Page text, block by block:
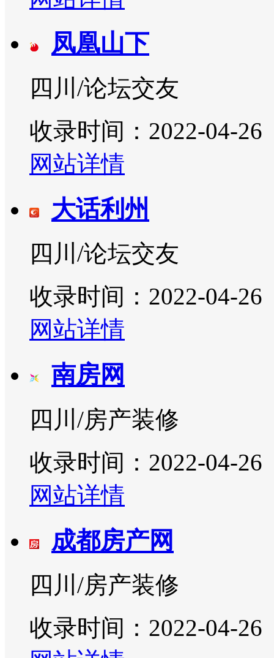
凤凰山下
四川/论坛交友
收录时间：2022-04-26
网站详情
大话利州
四川/论坛交友
收录时间：2022-04-26
网站详情
南房网
四川/房产装修
收录时间：2022-04-26
网站详情
成都房产网
四川/房产装修
收录时间：2022-04-26